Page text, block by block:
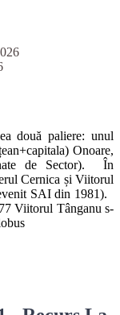
două paliere: unul
Onoare,
de Sector). În
Cernica și Viitorul
SAI din 1981).
Viitorul Tânganu s-